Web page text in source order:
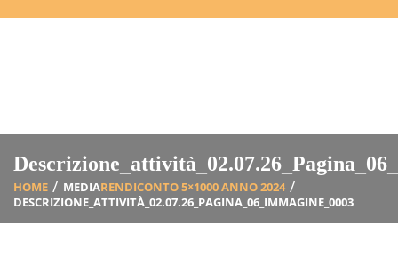
HOME MEDIARENDICONTO 5×1000 ANNO 2024
DESCRIZIONE_ATTIVITÀ_02.07.26_PAGINA_06_IMMAGINE_0003